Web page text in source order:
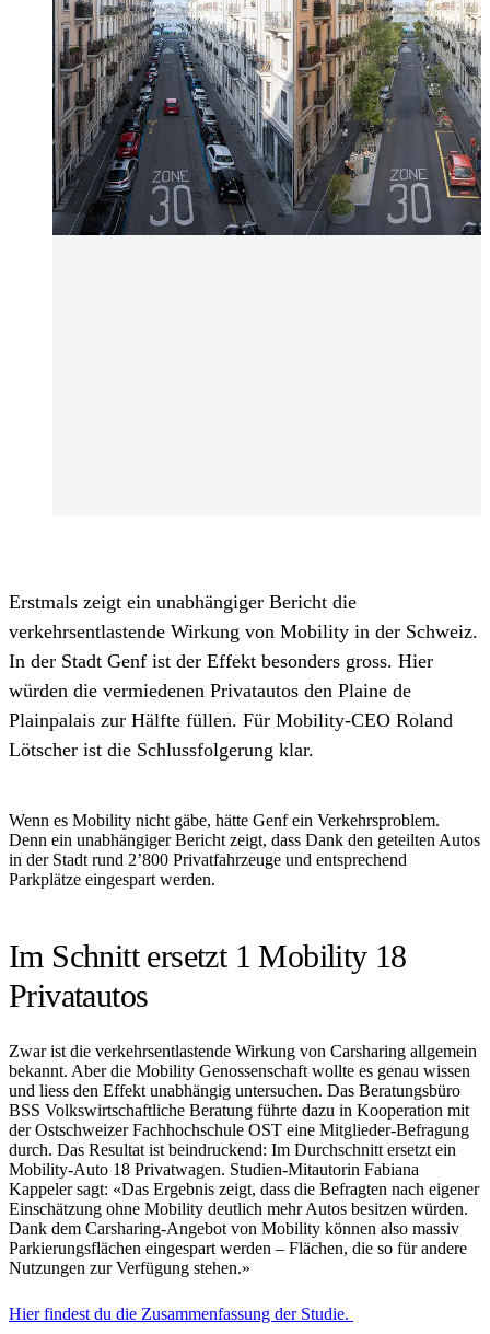
Erstmals zeigt ein unabhängiger Bericht die
verkehrsentlastende Wirkung von Mobility in der Schweiz.
In der Stadt Genf ist der Effekt besonders gross. Hier
würden die vermiedenen Privatautos den Plaine de
Plainpalais zur Hälfte füllen. Für Mobility-CEO Roland
Lötscher ist die Schlussfolgerung klar.
Wenn es Mobility nicht gäbe, hätte Genf ein Verkehrsproblem.
Denn ein unabhängiger Bericht zeigt, dass Dank den geteilten Autos
in der Stadt rund 2’800 Privatfahrzeuge und entsprechend
Parkplätze eingespart werden.
Im Schnitt ersetzt 1 Mobility 18
Privatautos
Zwar ist die verkehrsentlastende Wirkung von Carsharing allgemein
bekannt. Aber die Mobility Genossenschaft wollte es genau wissen
und liess den Effekt unabhängig untersuchen. Das Beratungsbüro
BSS Volkswirtschaftliche Beratung führte dazu in Kooperation mit
der Ostschweizer Fachhochschule OST eine Mitglieder-Befragung
durch. Das Resultat ist beindruckend: Im Durchschnitt ersetzt ein
Mobility-Auto 18 Privatwagen. Studien-Mitautorin Fabiana
Kappeler sagt: «Das Ergebnis zeigt, dass die Befragten nach eigener
Einschätzung ohne Mobility deutlich mehr Autos besitzen würden.
Dank dem Carsharing-Angebot von Mobility können also massiv
Parkierungsflächen eingespart werden – Flächen, die so für andere
Nutzungen zur Verfügung stehen.»
Hier findest du die Zusammenfassung der Studie.